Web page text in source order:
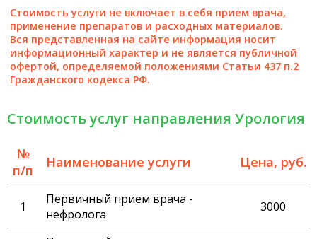
Стоимость услуги не включает в себя прием врача,
применение препаратов и расходных материалов.
Вся представленная на сайте информация носит
информационный характер и не является публичной
офертой, определяемой положениями Статьи 437 п.2
Гражданского кодекса РФ.
Стоимость услуг направления Урология
№
п/п
Наименование услуги Цена, руб.
Первичный прием врача -
нефролога
3000